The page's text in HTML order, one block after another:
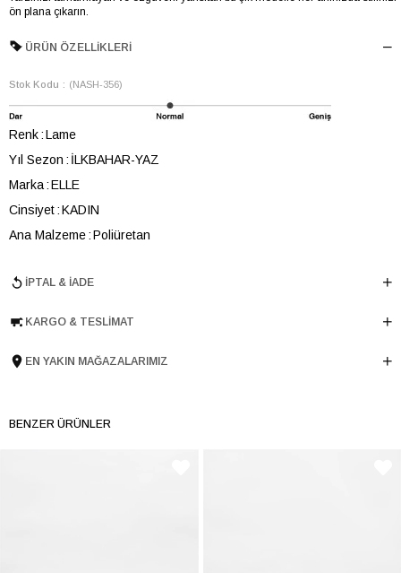
ön plana çıkarın.
ÜRÜN ÖZELLIKLERI
Stok Kodu (NASH-356)
Renk Lame
Yıl Sezon
İLKBAHAR-YAZ
Marka ELLE
Cinsiyet KADIN
Ana Malzeme Poliüretan
Topuk Boyu 8 cm
Menşei TURKIYE
İPTAL & İADE
KARGO & TESLIMAT
EN YAKIN MAĞAZALARIMIZ
BENZER ÜRÜNLER